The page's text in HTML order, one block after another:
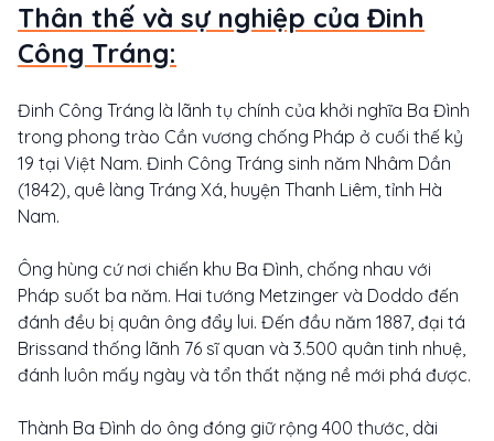
Thân thế và sự nghiệp của Đinh
Công Tráng:
Đinh Công Tráng là lãnh tụ chính của khởi nghĩa Ba Đình
trong phong trào Cần vương chống Pháp ở cuối thế kỷ
19 tại Việt Nam. Đinh Công Tráng sinh năm Nhâm Dần
(1842), quê làng Tráng Xá, huyện Thanh Liêm, tỉnh Hà
Nam.
Ông hùng cứ nơi chiến khu Ba Đình, chống nhau với
Pháp suốt ba năm. Hai tướng Metzinger và Doddo đến
đánh đều bị quân ông đẩy lui. Đến đầu năm 1887, đại tá
Brissand thống lãnh 76 sĩ quan và 3.500 quân tinh nhuệ,
đánh luôn mấy ngày và tổn thất nặng nề mới phá được.
Thành Ba Đình do ông đóng giữ rộng 400 thước, dài